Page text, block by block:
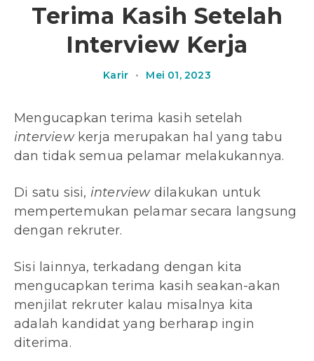
Terima Kasih Setelah
Interview Kerja
Karir • Mei 01, 2023
Mengucapkan terima kasih setelah
interviewkerja merupakan hal yang tabu
dan tidak semua pelamar melakukannya.
Di satu sisi, interviewdilakukan untuk
mempertemukan pelamar secara langsung
dengan rekruter.
Sisi lainnya, terkadang dengan kita
mengucapkan terima kasih seakan-akan
menjilat rekruter kalau misalnya kita
adalah kandidat yang berharap ingin
diterima.